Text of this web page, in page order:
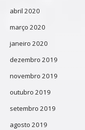
abril 2020
março 2020
janeiro 2020
dezembro 2019
novembro 2019
outubro 2019
setembro 2019
agosto 2019